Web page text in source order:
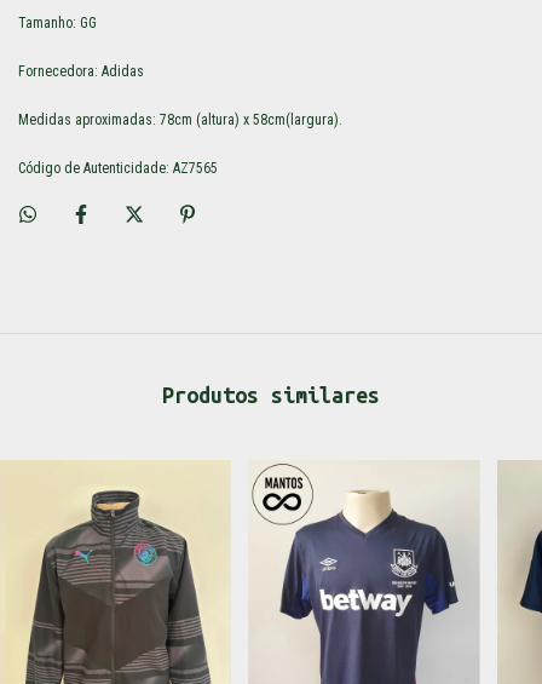
Tamanho: GG
Fornecedora: Adidas
Medidas aproximadas: 78cm (altura) x 58cm(largura).
Código de Autenticidade: AZ7565
Produtos similares